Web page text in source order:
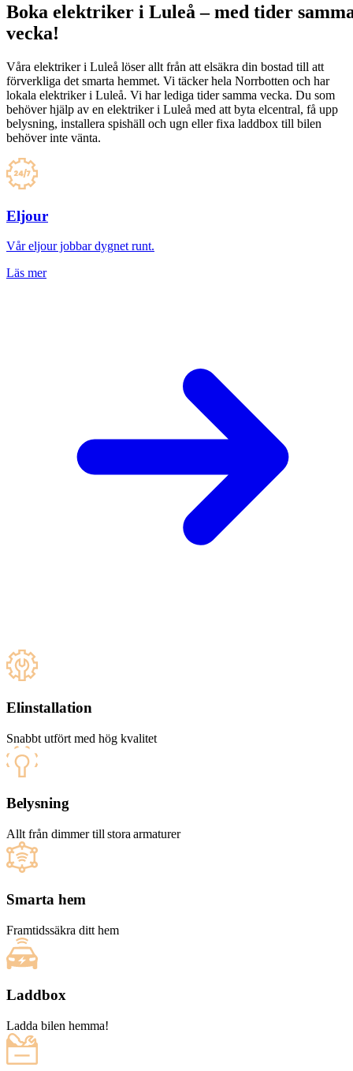
Boka elektriker i Luleå – med tider
vecka!
Våra elektriker i Luleå löser allt från att elsäkra din bostad till att
förverkliga det smarta hemmet. Vi täcker hela Norrbotten och har
lokala elektriker i Luleå. Vi har lediga tider samma vecka. Du som
behöver hjälp av en elektriker i Luleå med att byta elcentral, få upp
belysning, installera spishäll och ugn eller fixa laddbox till bilen
behöver inte vänta.
Eljour
Vår eljour jobbar dygnet runt.
Läs mer
Elinstallation
Snabbt utfört med hög kvalitet
Belysning
Allt från dimmer till stora armaturer
Smarta hem
Framtidssäkra ditt hem
Laddbox
Ladda bilen hemma!